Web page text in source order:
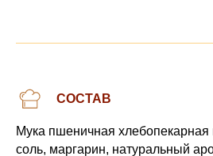
СОСТАВ
Мука пшеничная хлебопекарная
соль, маргарин, натуральный